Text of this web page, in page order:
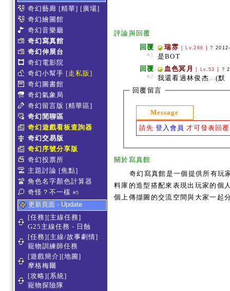
奇幻藝廊 [精華] [廣場]
奇幻繪圖館
奇幻音樂廳
奇幻寫真館
奇幻伸展台
奇幻電影院
奇幻小幫手 [走私販]
奇幻圖書館
奇幻氣象局
奇幻留言版 [精華區]
奇幻閒聊區
奇幻遊戲看板查詢器
奇幻交易版
奇幻序號分享版
奇幻投票所
主題討論 [焦點]
角色名字顏色計算器
奇怪？不一樣 #5
更新頁面 - Update
[任務][主線任務]
G25主線任務 - 日蝕
[任務][主線/故事劇情]
寵物訓練師任務
[遊戲簡介][地圖]
摩格梅爾
[攻略][系統]
寵物探險隊
評論與回覆
回覆
#1
瑞雰 [ Lv.266 ]?
是BOT
回覆
#2
血色冥月 [ Lv.53 ] ?
我還看過林俊杰...(默
回覆留言
Message
請先 登入會員 才可發表回
關於寫真館
奇幻寫真館是一個提供所有玩
料庫的造型搭配來表現出玩家的個
個上傳擷圖的交流空間與大家一起